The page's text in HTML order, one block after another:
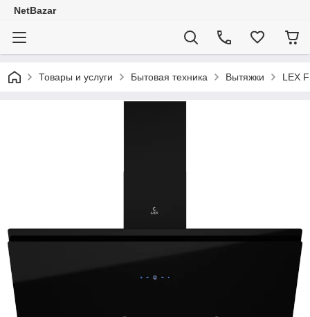
NetBazar
Товары и услуги Бытовая техника Вытяжки LEX